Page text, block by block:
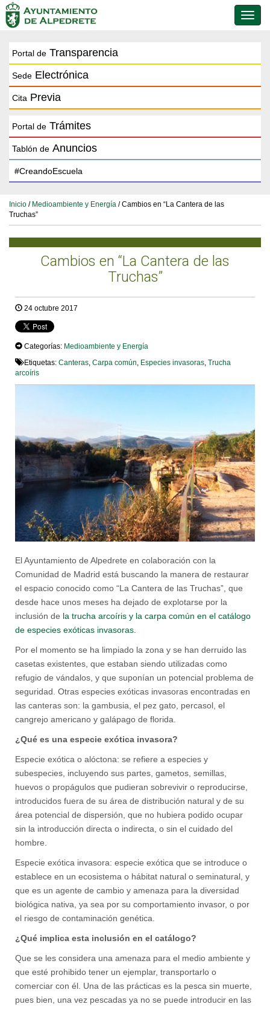
de
Portal de Transparencia
Sede Electrónica
Cita Previa
Portal de Trámites
Tablón de Anuncios
Inicio / Medioambiente y Energía / Cambios en “La Cantera de las
Truchas”
Cambios en “La Cantera de las
Truchas”
24 octubre 2017
Categorías: Medioambiente y Energía
Etiquetas: Canteras Carpa común Especies invasoras Trucha
arcoíris
El Ayuntamiento de Alpedrete en colaboración con la
Comunidad de Madrid está buscando la manera de restaurar
el espacio conocido como “La Cantera de las Truchas”, que
desde hace unos meses ha dejado de explotarse por la
inclusión de la trucha arcoíris y la carpa común en el catálogo
de especies exóticas invasoras.
Por el momento se ha limpiado la zona y se han derruido las
casetas existentes, que estaban siendo utilizadas como
refugio de vándalos, y que suponían un potencial problema de
seguridad. Otras especies exóticas invasoras encontradas en
las canteras son: la gambusia, el pez gato, percasol, el
cangrejo americano y galápago de florida.
¿Qué es una especie exótica invasora?
Especie exótica o alóctona: se refiere a especies y
subespecies, incluyendo sus partes, gametos, semillas,
huevos o propágulos que pudieran sobrevivir o reproducirse,
introducidos fuera de su área de distribución natural y de su
área potencial de dispersión, que no hubiera podido ocupar
sin la introducción directa o indirecta, o sin el cuidado del
hombre.
Especie exótica invasora: especie exótica que se introduce o
establece en un ecosistema o hábitat natural o seminatural, y
que es un agente de cambio y amenaza para la diversidad
biológica nativa, ya sea por su comportamiento invasor, o por
el riesgo de contaminación genética.
¿Qué implica esta inclusión en el catálogo?
Que se les considera una amenaza para el medio ambiente y
que esté prohibido tener un ejemplar, transportarlo o
comerciar con él. Una de las prácticas es la pesca sin muerte,
pues bien, una vez pescadas ya no se puede introducir en las